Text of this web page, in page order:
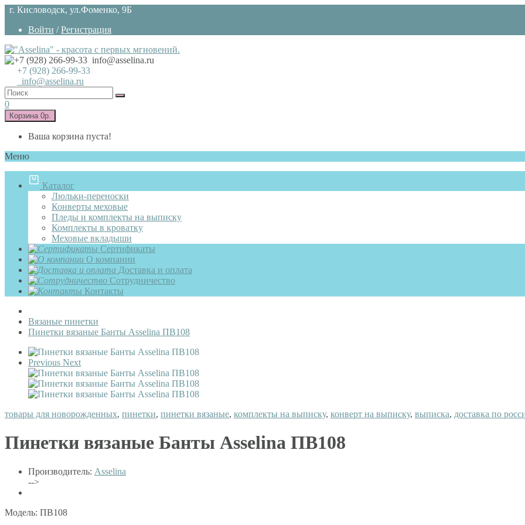
г. Кисловодск, ул.Фоменко, 9Б
Войти /Регистрация
+7 (928) 266-99-33
info@asselina.ru
0
Корзина 0р.
Ваша корзина пуста!
Меню
Каталог
Люльки-переноски
Конверты меховые
Пледы и комплекты на выписку
Комплекты в кроватку
Меховые вкладыши
Сертификаты
О компании
Доставка и оплата
Сотрудничество
Контакты
Вязаные пинетки
Пинетки вязаные Банты Asselina ПВ108
Previous Next
товары для новорожденных, пинетки, пинетки вязаные, комплекты на выписку, конверт на выписку, выписка, доставка по
Пинетки вязаные Банты Asselina ПВ108
Производитель: Asselina
-->
Модель: ПВ108